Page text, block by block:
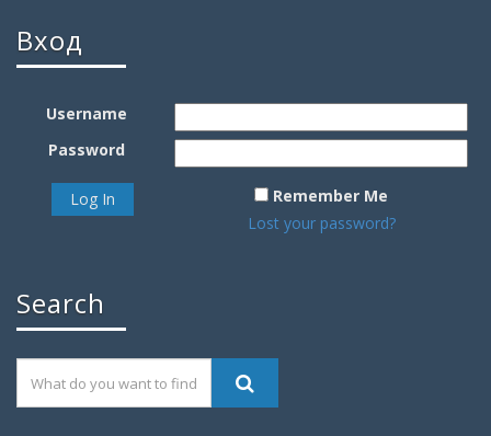
Вход
Username
Password
Remember Me
Lost your password?
Search